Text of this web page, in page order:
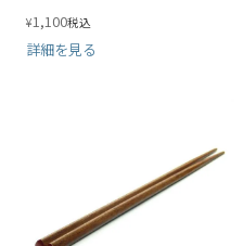
¥1,100税込
詳細を見る